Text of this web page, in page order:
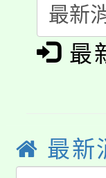
會
115
程
「
局
8月
最
最新